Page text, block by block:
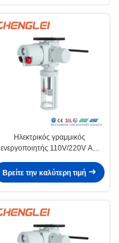
Ηλεκτρικός γραμμικός
ενεργοποιητής 110V/220V AC
πεπιεστή
Βρείτε την καλύτερη τιμή